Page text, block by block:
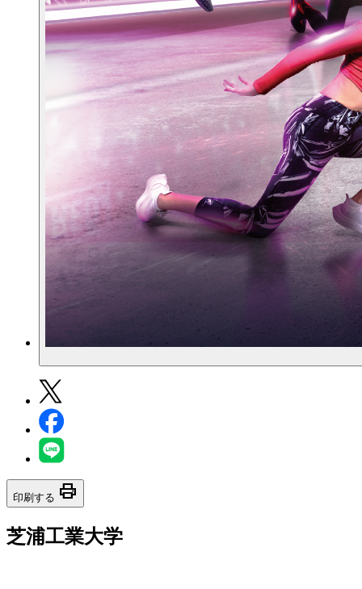
印刷する print
芝浦工業大学